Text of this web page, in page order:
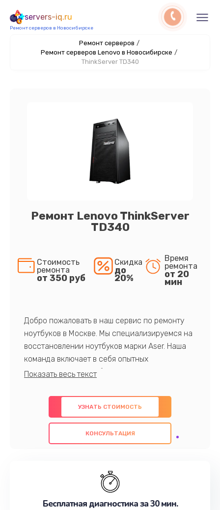
servers-iq.ru
Ремонт серверов в Новосибирске
Ремонт серверов /
Ремонт серверов Lenovo в Новосибирске /
ThinkServer TD340
Ремонт Lenovo ThinkServer
TD340
Стоимость
ремонта
от 350 руб
Скидка
до
20%
Время
ремонта
от 20
мин
Добро пожаловать в наш сервис по ремонту
ноутбуков в Москве. Мы специализируемся на
восстановлении ноутбуков марки Aser. Наша
команда включает в себя опытных
профессионалов с обширными знаниями и
предлагаем быстрый и качественный ремонт с
использованием оригинальных компонентов, а
также гарантируем качество всех
проведенных работ. Наша цель - предоставить
наилучшим образом. Не медлите записаться на
УЗНАТЬ СТОИМОСТЬ
КОНСУЛЬТАЦИЯ
Бесплатная диагностика за 30 мин.